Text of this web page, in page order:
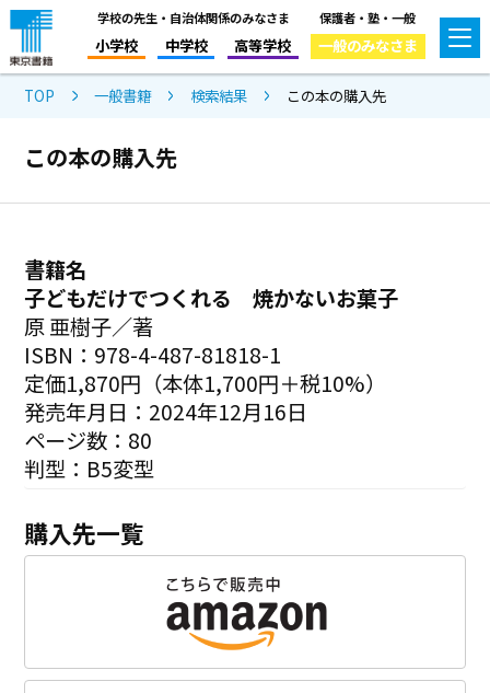
学校の先生・自治体関係のみなさま
小学校 中学校 高等学校
保護者・塾・一般
一般のみなさま
TOP 一般書籍 検索結果 この本の購入先
この本の購入先
書籍名
子どもだけでつくれる 焼かないお菓子
原 亜樹子／著
ISBN：978-4-487-81818-1
定価1,870円（本体1,700円＋税10%）
発売年月日：2024年12月16日
ページ数：80
判型：B5変型
購入先一覧